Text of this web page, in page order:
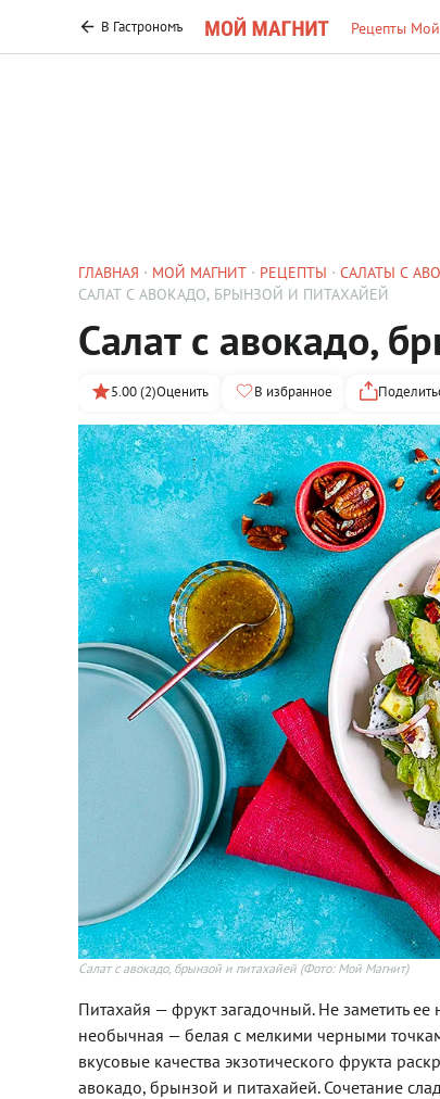
В Гастрономъ Рецепты
ГЛАВНАЯ МОЙ МАГНИТ РЕЦЕПТЫ
САЛАТЫ С
САЛАТ С АВОКАДО, БРЫНЗОЙ И ПИТАХАЙЕЙ
Салат с авокадо,
5.00 (2)Оценить В избранное
Салат с авокадо, брынзой и питахайей (Фото: Мой Магнит)
Питахайя — фрукт загадочный. Не заметить
необычная — белая с мелкими черными
вкусовые качества экзотического фрукта
авокадо, брынзой и питахайей. Сочетание